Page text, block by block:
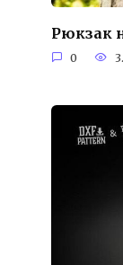
Рюкзак
0